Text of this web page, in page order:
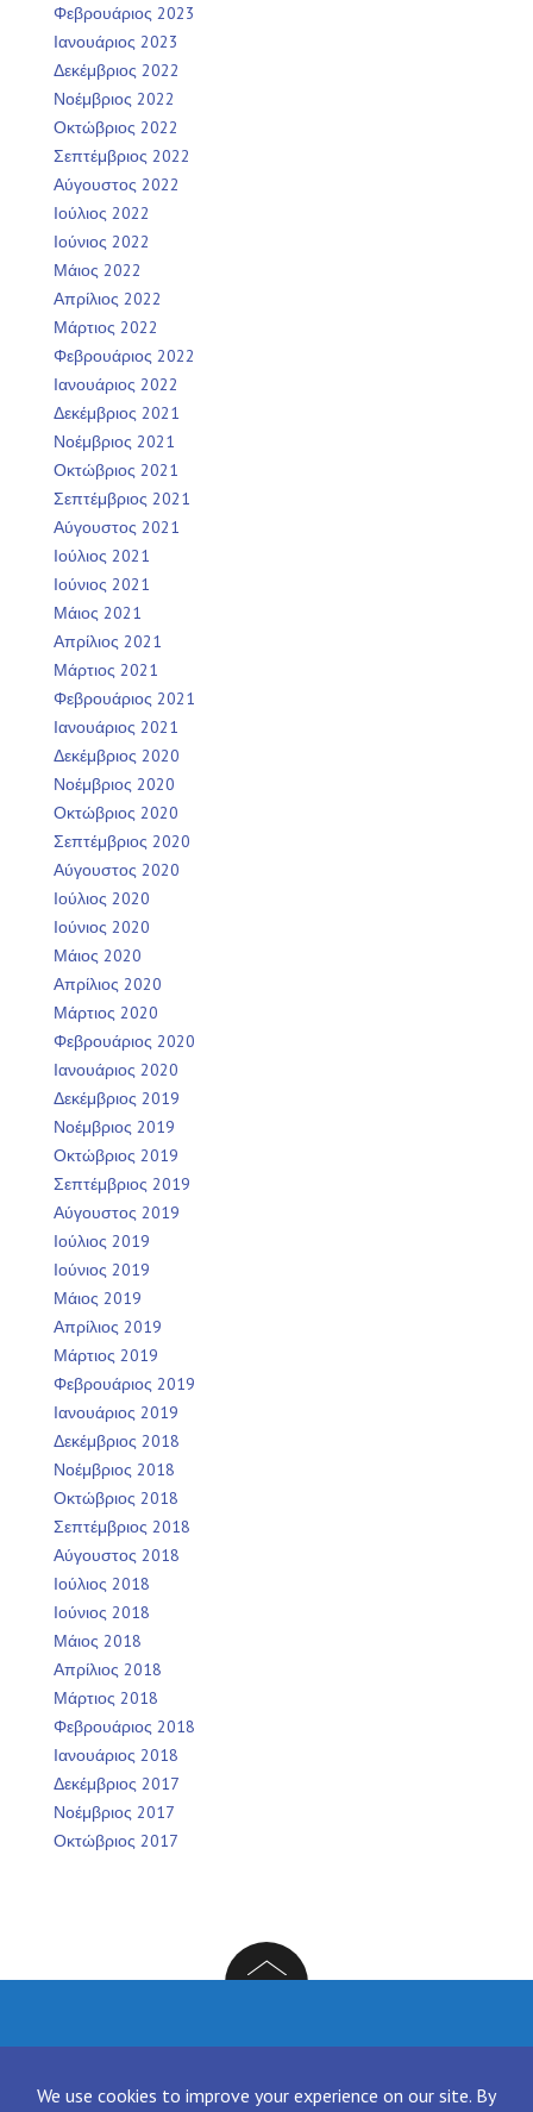
Φεβρουάριος 2023
Ιανουάριος 2023
Δεκέμβριος 2022
Νοέμβριος 2022
Οκτώβριος 2022
Σεπτέμβριος 2022
Αύγουστος 2022
Ιούλιος 2022
Ιούνιος 2022
Μάιος 2022
Απρίλιος 2022
Μάρτιος 2022
Φεβρουάριος 2022
Ιανουάριος 2022
Δεκέμβριος 2021
Νοέμβριος 2021
Οκτώβριος 2021
Σεπτέμβριος 2021
Αύγουστος 2021
Ιούλιος 2021
Ιούνιος 2021
Μάιος 2021
Απρίλιος 2021
Μάρτιος 2021
Φεβρουάριος 2021
Ιανουάριος 2021
Δεκέμβριος 2020
Νοέμβριος 2020
Οκτώβριος 2020
Σεπτέμβριος 2020
Αύγουστος 2020
Ιούλιος 2020
Ιούνιος 2020
Μάιος 2020
Απρίλιος 2020
Μάρτιος 2020
Φεβρουάριος 2020
Ιανουάριος 2020
Δεκέμβριος 2019
Νοέμβριος 2019
Οκτώβριος 2019
Σεπτέμβριος 2019
Αύγουστος 2019
Ιούλιος 2019
Ιούνιος 2019
Μάιος 2019
Απρίλιος 2019
Μάρτιος 2019
Φεβρουάριος 2019
Ιανουάριος 2019
Δεκέμβριος 2018
Νοέμβριος 2018
Οκτώβριος 2018
Σεπτέμβριος 2018
Αύγουστος 2018
Ιούλιος 2018
Ιούνιος 2018
Μάιος 2018
Απρίλιος 2018
Μάρτιος 2018
Φεβρουάριος 2018
Ιανουάριος 2018
Δεκέμβριος 2017
Νοέμβριος 2017
Οκτώβριος 2017